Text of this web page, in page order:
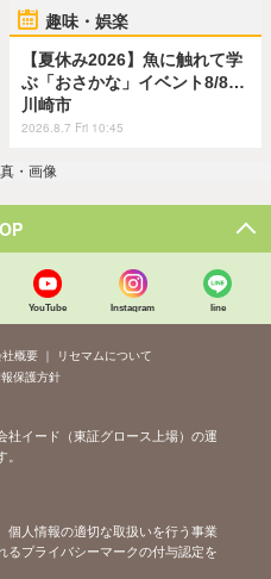
趣味・娯楽
【夏休み2026】魚に触れて学
ぶ「おさかな」イベント8/8…
川崎市
2026.8.7 Fri 10:45
・画像
YouTube Instagram line
社概要
リセマムについて
保護方針
社イード（東証グロース上場）の運
個人情報の適切な取扱いを行う事業
るプライバシーマークの付与認定を